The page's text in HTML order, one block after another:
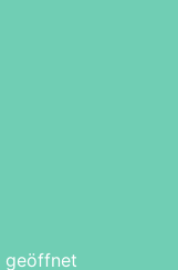
geöffnet